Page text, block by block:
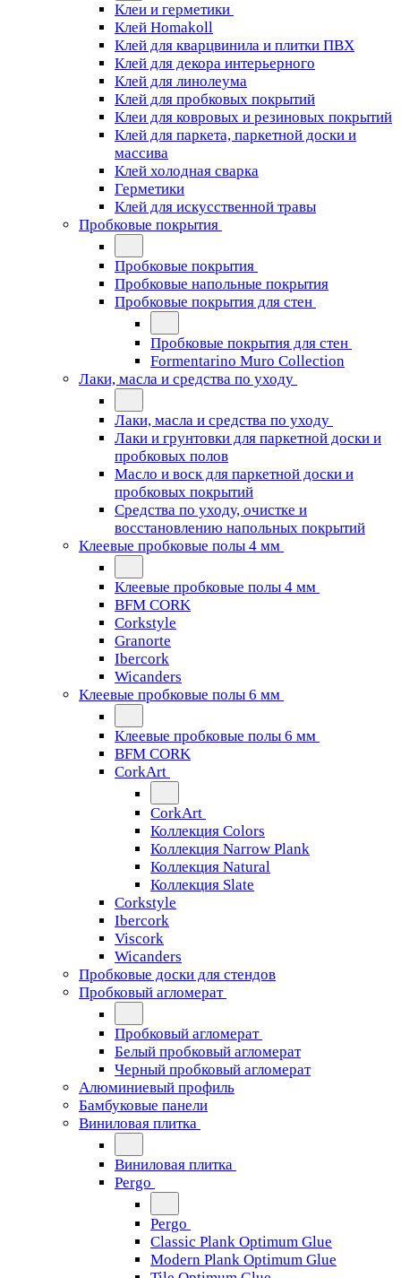
Клеи и герметики
Клей Homakoll
Клей для кварцвинила и плитки ПВХ
Клей для декора интерьерного
Клей для линолеума
Клей для пробковых покрытий
Клеи для ковровых и резиновых покрытий
Клей для паркета, паркетной доски и
массива
Клей холодная сварка
Герметики
Клей для искусственной травы
Пробковые покрытия
Пробковые покрытия
Пробковые напольные покрытия
Пробковые покрытия для стен
Пробковые покрытия для стен
Formentarino Muro Collection
Лаки, масла и средства по уходу
Лаки, масла и средства по уходу
Лаки и грунтовки для паркетной доски и
пробковых полов
Масло и воск для паркетной доски и
пробковых покрытий
Средства по уходу, очистке и
восстановлению напольных покрытий
Клеевые пробковые полы 4 мм
Клеевые пробковые полы 4 мм
BFM CORK
Corkstyle
Granorte
Ibercork
Wicanders
Клеевые пробковые полы 6 мм
Клеевые пробковые полы 6 мм
BFM CORK
CorkArt
CorkArt
Коллекция Colors
Коллекция Narrow Plank
Коллекция Natural
Коллекция Slate
Corkstyle
Ibercork
Viscork
Wicanders
Пробковые доски для стендов
Пробковый агломерат
Пробковый агломерат
Белый пробковый агломерат
Черный пробковый агломерат
Алюминиевый профиль
Бамбуковые панели
Виниловая плитка
Виниловая плитка
Pergo
Pergo
Classic Plank Optimum Glue
Modern Plank Optimum Glue